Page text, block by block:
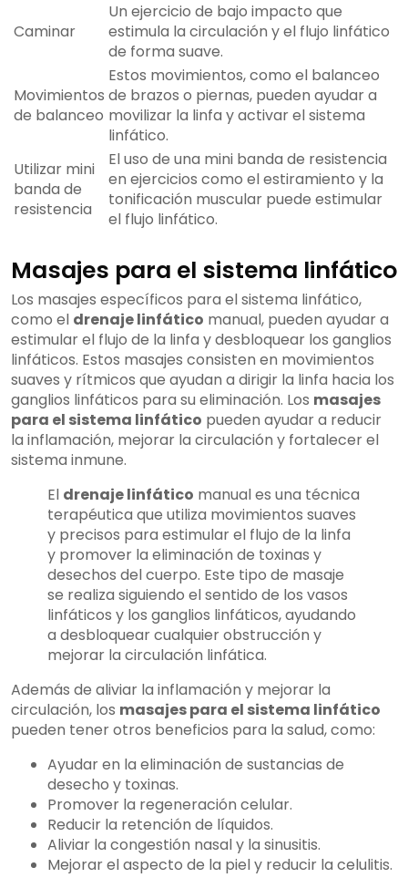
Caminar
Un ejercicio de bajo impacto que
estimula la circulación y el flujo linfático
de forma suave.
Movimientos
de balanceo
Estos movimientos, como el balanceo
de brazos o piernas, pueden ayudar a
movilizar la linfa y activar el sistema
linfático.
Utilizar mini
banda de
resistencia
El uso de una mini banda de resistencia
en ejercicios como el estiramiento y la
tonificación muscular puede estimular
el flujo linfático.
Masajes para el sistema linfático
Los masajes específicos para el sistema linfático,
como el drenaje linfático manual, pueden ayudar a
estimular el flujo de la linfa y desbloquear los ganglios
linfáticos. Estos masajes consisten en movimientos
suaves y rítmicos que ayudan a dirigir la linfa hacia los
ganglios linfáticos para su eliminación. Los masajes
para el sistema linfático pueden ayudar a reducir
la inflamación, mejorar la circulación y fortalecer el
sistema inmune.
El drenaje linfático manual es una técnica
terapéutica que utiliza movimientos suaves
y precisos para estimular el flujo de la linfa
y promover la eliminación de toxinas y
desechos del cuerpo. Este tipo de masaje
se realiza siguiendo el sentido de los vasos
linfáticos y los ganglios linfáticos, ayudando
a desbloquear cualquier obstrucción y
mejorar la circulación linfática.
Además de aliviar la inflamación y mejorar la
circulación, los masajes para el sistema linfático
pueden tener otros beneficios para la salud, como:
Ayudar en la eliminación de sustancias de
desecho y toxinas.
Promover la regeneración celular.
Reducir la retención de líquidos.
Aliviar la congestión nasal y la sinusitis.
Mejorar el aspecto de la piel y reducir la celulitis.